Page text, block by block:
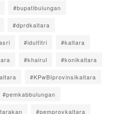
#bupatibulungan
#dprdkaltara
#idulfitri #kaltara
#khairul #konikaltara
#KPwBIprovinsikaltara
#pemkabbulungan
#pemprovkaltara